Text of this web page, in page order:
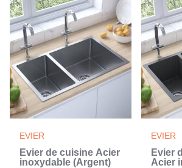
EVIER
Évier de cuisine Acier
inoxydable (Argent)
EVIER
Évier
Acier